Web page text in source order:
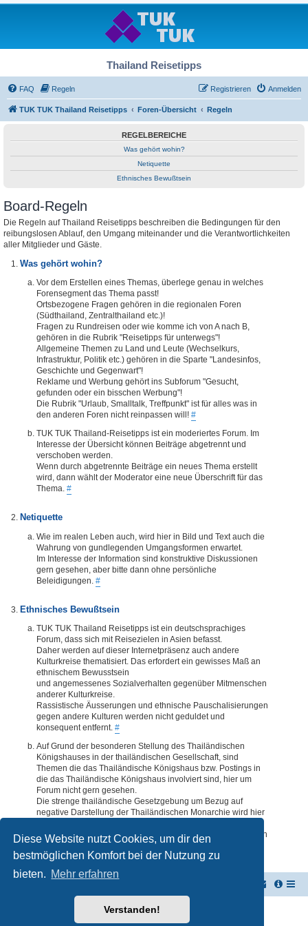
Diese Website nutzt Cookies, um dir den
bestmöglichen Komfort bei der Nutzung zu
bieten. Mehr erfahren
Verstanden!
Thailand Reisetipps
FAQ Regeln Anmelden
Registrieren
TUK TUK Thailand Reisetipps Foren-Übersicht Regeln
REGELBEREICHE
Was gehört wohin?
Netiquette
Ethnisches Bewußtsein
Board-Regeln
Die Regeln auf Thailand Reisetipps beschreiben die Bedingungen für den
reibungslosen Ablauf, den Umgang miteinander und die Verantwortlichkeiten
aller Mitglieder und Gäste.
Was gehört wohin?
Vor dem Erstellen eines Themas, überlege genau in welches
Forensegment das Thema passt!
Ortsbezogene Fragen gehören in die regionalen Foren
(Südthailand, Zentralthailand etc.)!
Fragen zu Rundreisen oder wie komme ich von A nach B,
gehören in die Rubrik "Reisetipps für unterwegs"!
Allgemeine Themen zu Land und Leute (Wechselkurs,
Infrastruktur, Politik etc.) gehören in die Sparte "Landesinfos,
Geschichte und Gegenwart"!
Reklame und Werbung gehört ins Subforum "Gesucht,
gefunden oder ein bisschen Werbung"!
Die Rubrik "Urlaub, Smalltalk, Treffpunkt" ist für alles was in
den anderen Foren nicht reinpassen will! #
TUK TUK Thailand-Reisetipps ist ein moderiertes Forum. Im
Interesse der Übersicht können Beiträge abgetrennt und
verschoben werden.
Wenn durch abgetrennte Beiträge ein neues Thema erstellt
wird, dann wählt der Moderator eine neue Überschrift für das
Thema. #
Netiquette
Wie im realen Leben auch, wird hier in Bild und Text auch die
Wahrung von gundlegenden Umgangsformen erwartet.
Im Interesse der Information sind konstruktive Diskussionen
gern gesehen, aber bitte dann ohne persönliche
Beleidigungen. #
Ethnisches Bewußtsein
TUK TUK Thailand Reisetipps ist ein deutschsprachiges
Forum, dass sich mit Reisezielen in Asien befasst.
Daher werden auf dieser Internetpräsenz auch andere
Kulturkreise thematisiert. Das erfordert ein gewisses Maß an
ethnischem Bewusstsein
und angemessenes Sozialverhalten gegenüber Mitmenschen
anderer Kulturkreise.
Rassistische Äusserungen und ethnische Pauschalisierungen
gegen andere Kulturen werden nicht geduldet und
konsequent entfernt. #
Auf Grund der besonderen Stellung des Thailändischen
Königshauses in der thailändischen Gesellschaft, sind
Themen die das Thailändische Königshaus bzw. Postings in
die das Thailändische Königshaus involviert sind, hier um
Forum nicht gern gesehen.
Die strenge thailändische Gesetzgebung um Bezug auf
negative Darstellung der Thailändischen Monarchie wird hier
deren Inhalte diesbezüglich auch nur ansatzweise bedenklich
erscheinen, kommentarlos entfernt. #
Powered byphpBB® Forum Software © phpBB Limited
Deutsche Übersetzung durchphpBB.de